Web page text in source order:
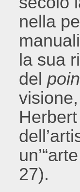
nella
la sua
del
27).